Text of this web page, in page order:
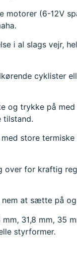
motorer (6-12V
i al slags vejr,
cyklister
og trykke på med
tilstand.
store termiske
over for kraftig
nem at sætte på
31,8 mm, 35
styrformer.